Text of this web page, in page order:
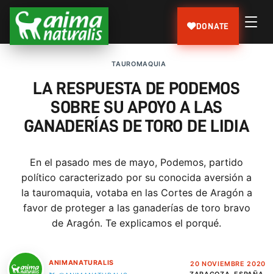
DONATE
TAUROMAQUIA
LA RESPUESTA DE PODEMOS
SOBRE SU APOYO A LAS
GANADERÍAS DE TORO DE LIDIA
En el pasado mes de mayo, Podemos, partido
político caracterizado por su conocida aversión a
la tauromaquia, votaba en las Cortes de Aragón a
favor de proteger a las ganaderías de toro bravo
de Aragón. Te explicamos el porqué.
ANIMANATURALIS
20 NOVIEMBRE 2020